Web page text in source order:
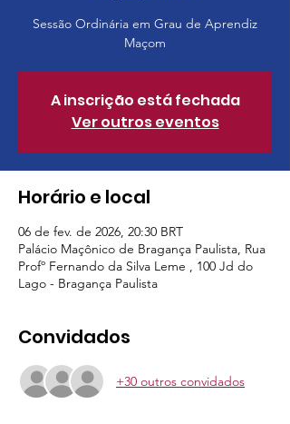
Sessão Ordinária em Grau de Aprendiz
Maçom
A inscrição está fechada
Ver outros eventos
Horário e local
06 de fev. de 2026, 20:30 BRT
Palácio Maçônico de Bragança Paulista, Rua
Profº Fernando da Silva Leme , 100 Jd do
Lago - Bragança Paulista
Convidados
+30 outros convidados